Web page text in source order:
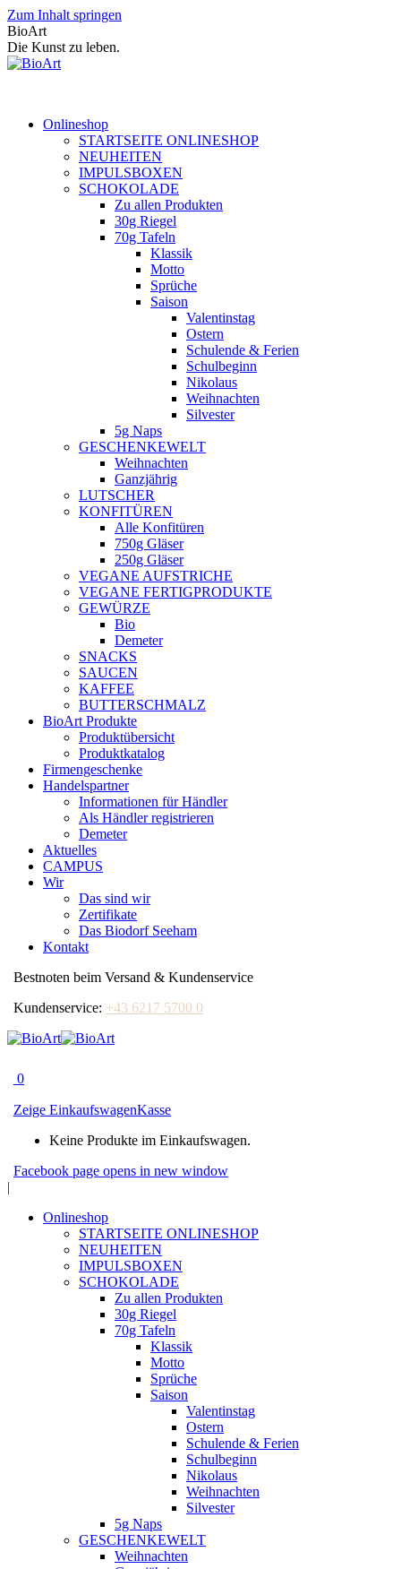
Zum Inhalt springen
BioArt
Die Kunst zu leben.
Onlineshop
STARTSEITE ONLINESHOP
NEUHEITEN
IMPULSBOXEN
SCHOKOLADE
Zu allen Produkten
30g Riegel
70g Tafeln
Klassik
Motto
Sprüche
Saison
Valentinstag
Ostern
Schulende & Ferien
Schulbeginn
Nikolaus
Weihnachten
Silvester
5g Naps
GESCHENKEWELT
Weihnachten
Ganzjährig
LUTSCHER
KONFITÜREN
Alle Konfitüren
750g Gläser
250g Gläser
VEGANE AUFSTRICHE
VEGANE FERTIGPRODUKTE
GEWÜRZE
Bio
Demeter
SNACKS
SAUCEN
KAFFEE
BUTTERSCHMALZ
BioArt Produkte
Produktübersicht
Produktkatalog
Firmengeschenke
Handelspartner
Informationen für Händler
Als Händler registrieren
Demeter
Aktuelles
CAMPUS
Wir
Das sind wir
Zertifikate
Das Biodorf Seeham
Kontakt
Bestnoten beim Versand & Kundenservice
Kundenservice: +43 6217 5700 0
0
Zeige EinkaufswagenKasse
Keine Produkte im Einkaufswagen.
Facebook page opens in new window
|
Onlineshop
STARTSEITE ONLINESHOP
NEUHEITEN
IMPULSBOXEN
SCHOKOLADE
Zu allen Produkten
30g Riegel
70g Tafeln
Klassik
Motto
Sprüche
Saison
Valentinstag
Ostern
Schulende & Ferien
Schulbeginn
Nikolaus
Weihnachten
Silvester
5g Naps
GESCHENKEWELT
Weihnachten